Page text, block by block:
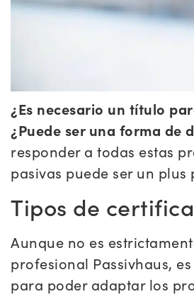
¿Es necesario un título
¿Puede ser una forma de
responder a todas estas
pasivas puede ser un
Tipos de
Aunque no es
profesional Passivhaus,
para poder adaptar los